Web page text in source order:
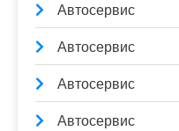
Автосервис
Автосервис
Автосервис
Автосервис